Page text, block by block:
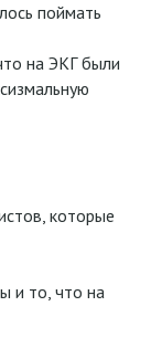
поймать
на ЭКГ были
которые
и то, что на